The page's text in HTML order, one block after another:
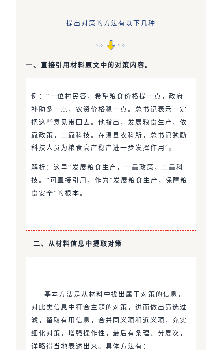
提出对策的方法有以下几种
一、直接引用材料原文中的对策内容。
例：“一位村民答，希望粮食价格提一点，政府
补助多一点，农资价格稳一点。总书记表示一定
把这些意见带回去。他指出，发展粮食生产，依
靠政策，二靠科技。在温县农科所，总书记勉励
科技人员为粮食高产稳产进一步发挥作用”。
解析：这里“发展粮食生产，一靠政策，二靠科
技。”可直接引用，作为“发展粮食生产，保障粮
食安全”的根本。
二、从材料信息中提取对策
基本方法是从材料中找出属于对策的信息，
对此类信息中符合主题的对策，进而做出筛选过
滤，留取有用信息，合并同义项和近义项，充实
细化对策，增强操作性，最后有条理、分层次，
详略得当地表述出来。具体方法有：